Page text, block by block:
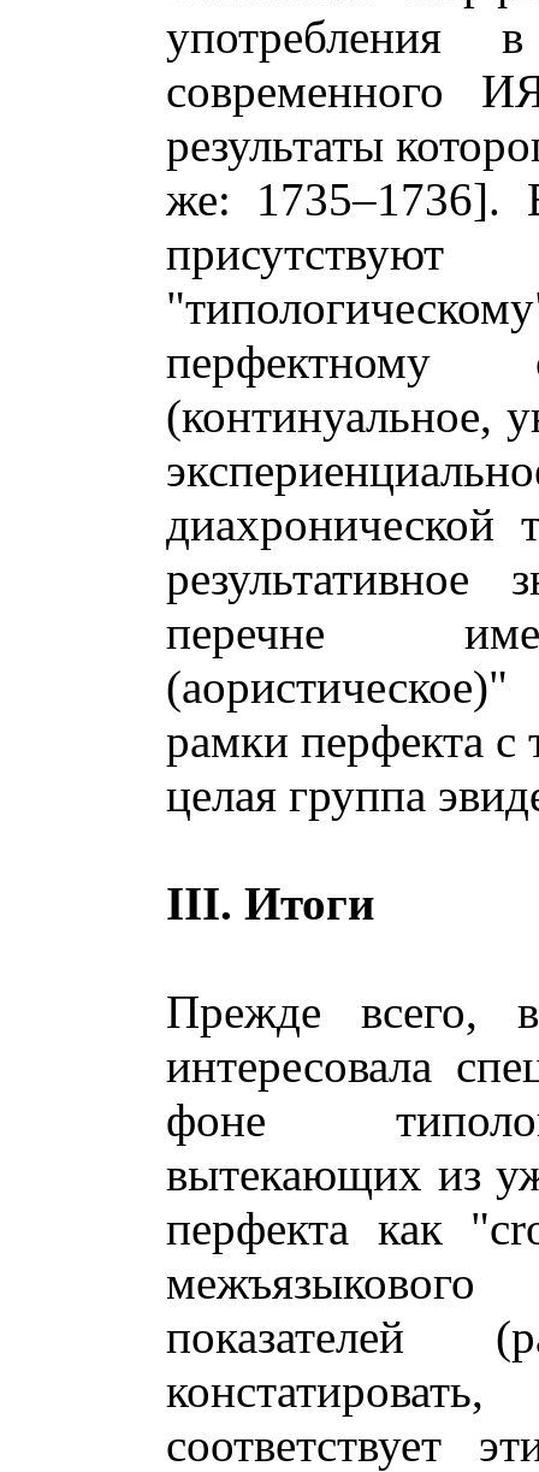
употребления
современного
результаты
же: 1735–1736].
перфектному
(континуальное,
диахронической
перечне
рамки перфекта с
целая группа
III. Итоги
Прежде всего,
интересовала
фоне
вытекающих из
перфекта как
соответствует